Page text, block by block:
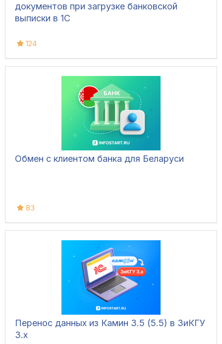
документов при загрузке банковской
выписки в 1С
124
Обмен с клиентом банка для Беларуси
83
Перенос данных из Камин 3.5 (5.5) в ЗиКГУ
3.х